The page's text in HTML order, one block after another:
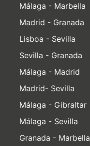
Málaga - Marbella
Madrid - Granada
Lisboa - Sevilla
Sevilla - Granada
Málaga - Madrid
Madrid- Sevilla
Málaga - Gibraltar
Málaga - Sevilla
Granada - Marbella